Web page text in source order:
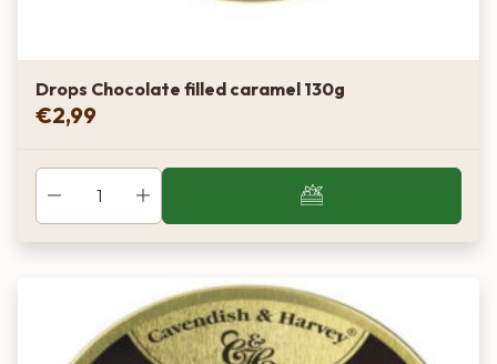
Drops Chocolate filled caramel 130g
€2,99